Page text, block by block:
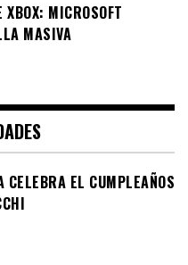
XBOX: MICROSOFT
MASIVA
CELEBRA EL CUMPLEAÑOS